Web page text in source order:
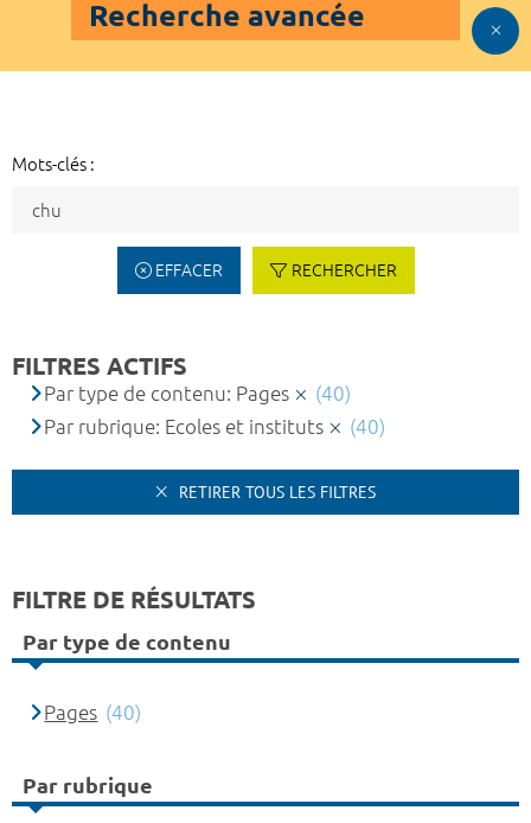
Recherche avancée
Mots-clés :
EFFACER RECHERCHER
FILTRES ACTIFS
Par type de contenu: Pages
(40)
Par rubrique: Ecoles et instituts
(40)
RETIRER TOUS LES FILTRES
FILTRE DE RÉSULTATS
Par type de contenu
Pages (40)
Par rubrique